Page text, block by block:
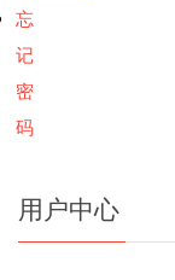
忘
记
密
码
用户中心